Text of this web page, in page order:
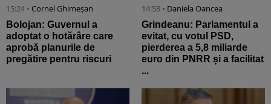
15:24 • Cornel Ghimeșan
Bolojan: Guvernul a
adoptat o hotărâre care
aprobă planurile de
pregătire pentru riscuri
14:58 • Daniela Oancea
Grindeanu: Parlamentul a
evitat, cu votul PSD,
pierderea a 5,8 miliarde
euro din PNRR și a facilitat
...